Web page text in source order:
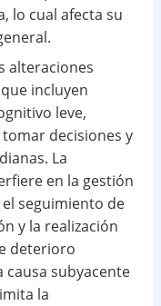
lo cual afecta su
alteraciones
incluyen
leve,
decisiones y
La
en la gestión
seguimiento de
y la realización
deterioro
subyacente
la